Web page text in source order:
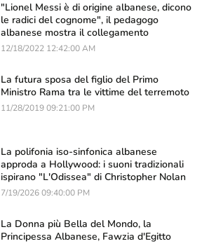
"Lionel Messi è di origine albanese, dicono
le radici del cognome", il pedagogo
albanese mostra il collegamento
12/18/2022 12:42:00 AM
La futura sposa del figlio del Primo
Ministro Rama tra le vittime del terremoto
11/28/2019 09:21:00 PM
La polifonia iso-sinfonica albanese
approda a Hollywood: i suoni tradizionali
ispirano "L'Odissea" di Christopher Nolan
7/19/2026 09:40:00 PM
La Donna più Bella del Mondo, la
Principessa Albanese, Fawzia d'Egitto